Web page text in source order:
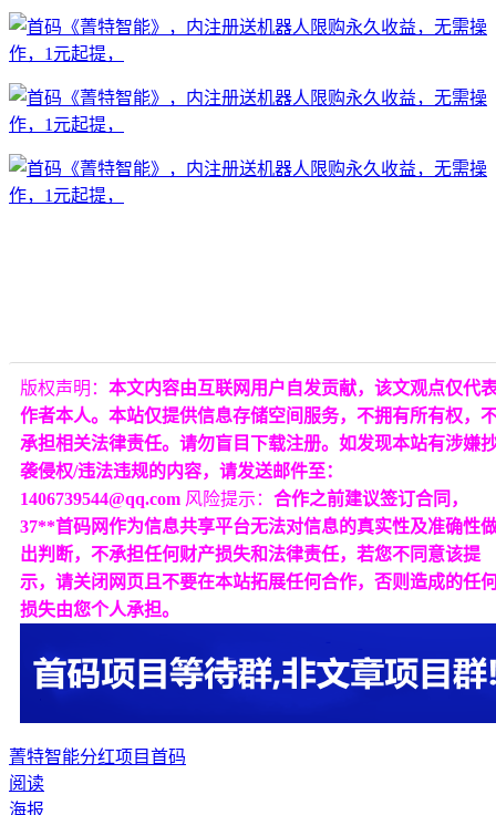
版权声明： 本文内容由互联网用户自发贡献，该文观点仅代
作者本人。本站仅提供信息存储空间服务，不拥有所有权，
承担相关法律责任。请勿盲目下载注册。如发现本站有涉嫌
袭侵权/违法违规的内容，请发送邮件至：
1406739544@qq.com 风险提示： 合作之前建议签订合同，
37**首码网作为信息共享平台无法对信息的真实性及准确性
出判断，不承担任何财产损失和法律责任，若您不同意该提
示，请关闭网页且不要在本站拓展任何合作，否则造成的任
损失由您个人承担。
菁特智能分红项目首码
阅读
海报